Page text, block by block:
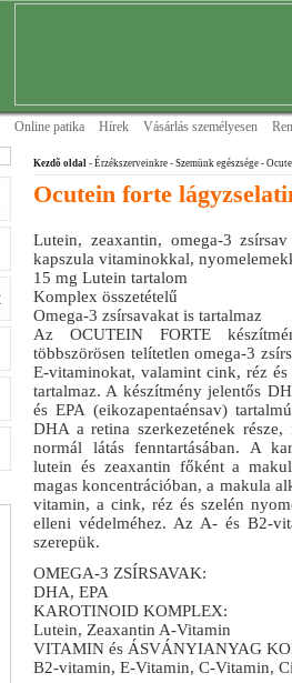
Online patika Hírek Vásárlás személyesen
Kezdõ oldal - Érzékszerveinkre - Szemünk egészsége -
Ocutein forte
Lutein, zeaxantin, omega-3
kapszula vitaminokkal,
15 mg Lutein tartalom
Komplex összetételű
Omega-3 zsírsavakat is tartalmaz
Az OCUTEIN FORTE
többszörösen telítetlen omega-3
E-vitaminokat, valamint cink, réz és
tartalmaz. A készítmény jelentős
és EPA (eikozapentaénsav)
DHA a retina szerkezetének
normál látás fenntartásában. A
lutein és zeaxantin főként a
magas koncentrációban, a makula
vitamin, a cink, réz és szelén
elleni védelméhez. Az A- és B2-
szerepük.
OMEGA-3 ZSÍRSAVAK:
DHA, EPA
KAROTINOID KOMPLEX:
Lutein, Zeaxantin A-Vitamin
VITAMIN és ÁSVÁNYIANYAG
B2-vitamin, E-Vitamin, C-Vitamin,